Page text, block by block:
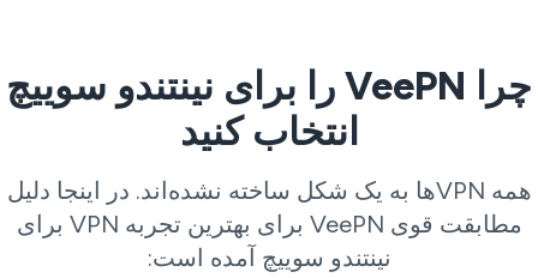
چرا VeePN را برای نینتندو سوییچ
انتخاب کنید
همه VPN‌ها به یک شکل ساخته نشده‌اند. در اینجا دلیل
مطابقت قوی VeePN برای بهترین تجربه VPN برای
نینتندو سوییچ آمده است: